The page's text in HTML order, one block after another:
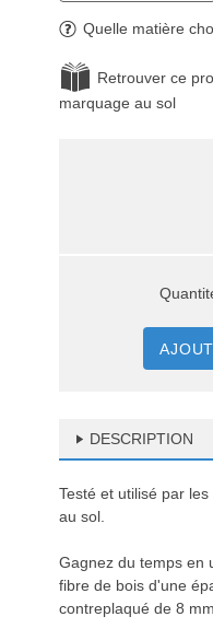
Quelle matière
Retrouver ce
marquage au sol
DESCRIPTION
Testé et utilisé par
au sol.
Gagnez du temps en
fibre de bois d'une
contreplaqué de 8